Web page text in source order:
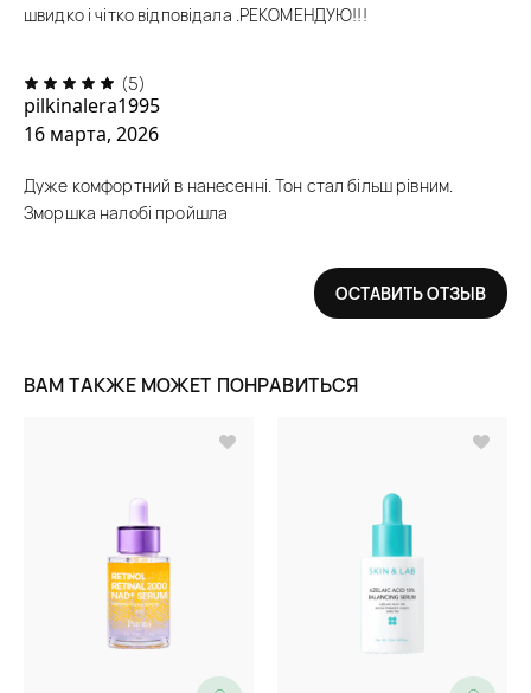
швидко і чітко відповідала .РЕКОМЕНДУЮ!!!
(5)
pilkinalera1995
16 марта, 2026
Дуже комфортний в нанесенні. Тон стал більш рівним.
Зморшка налобі пройшла
ОСТАВИТЬ ОТЗЫВ
ВАМ ТАКЖЕ МОЖЕТ ПОНРАВИТЬСЯ